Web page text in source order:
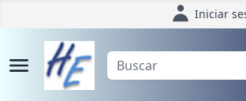
Iniciar